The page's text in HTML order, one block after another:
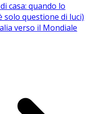
casa: quando lo
solo questione di luci)
verso il Mondiale